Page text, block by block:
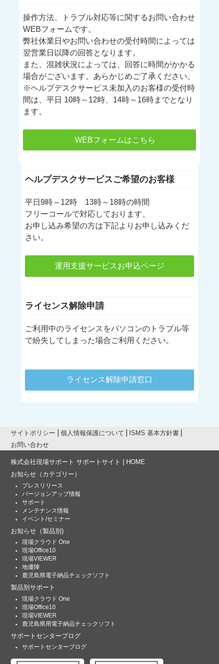
操作方法、トラブル対応等に関するお問い合わせ
WEBフォームです。
弊社休業日やお問い合わせの受付時間によっては
翌営業日以降の回答となります。
また、混雑状況によっては、回答に時間がかかる
場合がございます。あらかじめご了承ください。
※ヘルプデスクサービス未加入のお客様の受付時
間は、平日 10時～12時、14時～16時までとなり
ます。
WEBフォームはこちら
ヘルプデスクサービスご希望のお客様
平日9時～12時 13時～18時の時間
フリーコールで対応しております。
お申し込み希望の方は下記よりお申し込みくだ
さい。
運用支援サービスお申込ページ
ライセンス解除申請
ご利用中のライセンスをパソコンのトラブル等
で紛失してしまった場合ご利用ください。
ライセンス解除申請窓口
サイトポリシー 個人情報保護について
ISMS 基本方針書
お問い合わせ
株式会社現場サポート サポートサイト | HOME
お知らせ （カテゴリー）
プレスリリース
バージョンアップ情報
サポート
メンテナンス情報
イベント/セミナー
お知らせ （製品別)
現場クラウド One
現場Office10
現場VIEWER
地優陣
鹿児島県電子納品チェックソフト
製品別サポート
現場クラウド One
現場Office10
現場VIEWER
鹿児島県用電子納品チェックソフト
サポートセンターブログ
サポートセンターブログ